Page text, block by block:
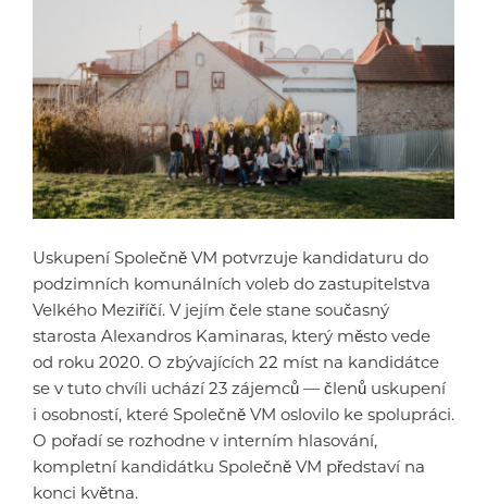
Uskupení Společně VM potvrzuje kandidaturu do
podzimních komunálních voleb do zastupitelstva
Velkého Meziříčí. V jejím čele stane současný
starosta Alexandros Kaminaras, který město vede
od roku 2020. O zbývajících 22 míst na kandidátce
se v tuto chvíli uchází 23 zájemců — členů uskupení
i osobností, které Společně VM oslovilo ke spolupráci.
O pořadí se rozhodne v interním hlasování,
kompletní kandidátku Společně VM představí na
konci května.